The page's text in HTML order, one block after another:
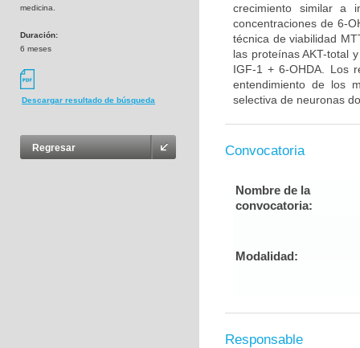
medicina.
Duración:
6 meses
Descargar resultado de búsqueda
Regresar
crecimiento similar a
concentraciones de 6-
técnica de viabilidad
las proteínas AKT-total
IGF-1 + 6-OHDA. Los
entendimiento de los
selectiva de neuronas
Convocatoria
Nombre de la
convocatoria:
Modalidad:
Responsable